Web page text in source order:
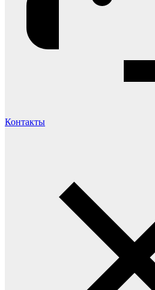
Контакты